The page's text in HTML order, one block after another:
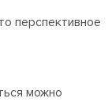
перспективное
можно